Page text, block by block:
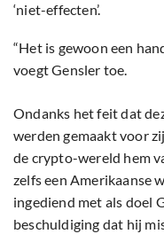
‘niet-effecten’.
“Het is gewoon een
voegt Gensler toe.
Ondanks het feit dat
werden gemaakt voor
de crypto-wereld hem
zelfs een Amerikaanse
ingediend met als doel
beschuldiging dat hij